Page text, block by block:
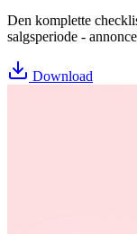
Den komplette
salgsperiode -
Download